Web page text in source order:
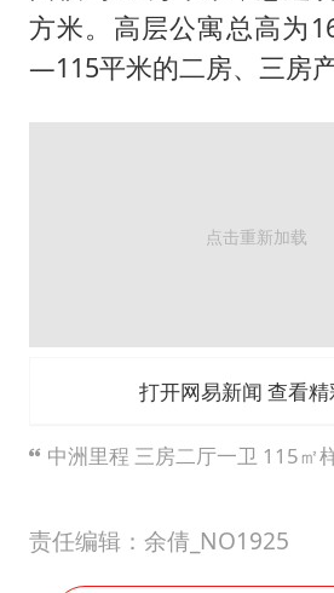
方米。高层公寓总高为
—115平米的二房、三房产
打开网易新闻 查看
中洲里程 三房二厅一卫 115㎡
责任编辑：余倩_NO1925